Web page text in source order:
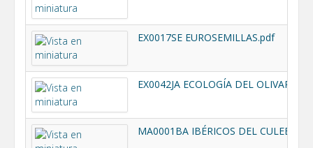
EX0017SE EUROSEMILLAS.pdf
EX0042JA ECOLOGÍA DEL OLIVAR.pdf
MA0001BA IBÉRICOS DEL